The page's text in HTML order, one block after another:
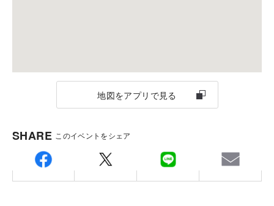
地図をアプリで見る
SHARE このイベントをシェア